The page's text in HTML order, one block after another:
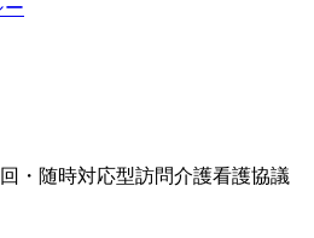
ー
・随時対応型訪問介護看護協議